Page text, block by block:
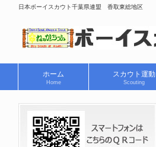
日本ボーイスカウト千葉県連盟 香取東総地区
ホーム
Home
スカウト運動
Scouting